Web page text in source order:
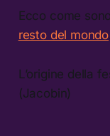
Ecco come
resto del mondo
L’origine della
(Jacobin)